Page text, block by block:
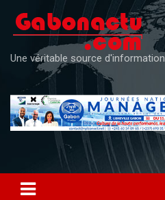
content
Une véritable source d'information